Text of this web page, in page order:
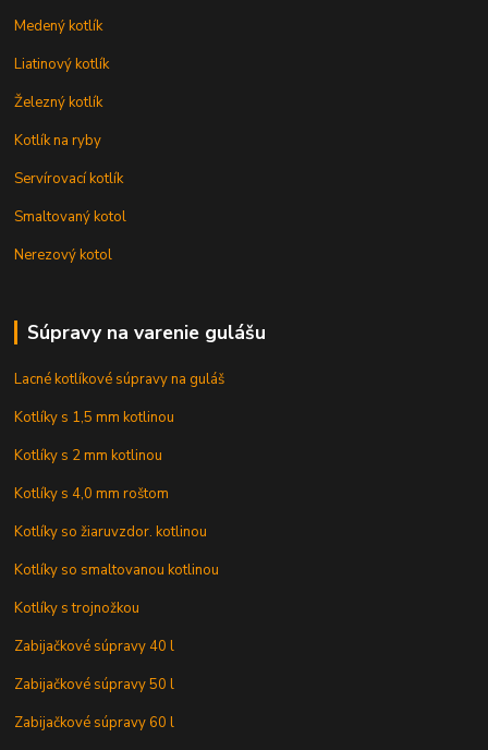
Medený kotlík
Liatinový kotlík
Železný kotlík
Kotlík na ryby
Servírovací kotlík
Smaltovaný kotol
Nerezový kotol
Súpravy na varenie gulášu
Lacné kotlíkové súpravy na guláš
Kotlíky s 1,5 mm kotlinou
Kotlíky s 2 mm kotlinou
Kotlíky s 4,0 mm roštom
Kotlíky so žiaruvzdor. kotlinou
Kotlíky so smaltovanou kotlinou
Kotlíky s trojnožkou
Zabijačkové súpravy 40 l
Zabijačkové súpravy 50 l
Zabijačkové súpravy 60 l